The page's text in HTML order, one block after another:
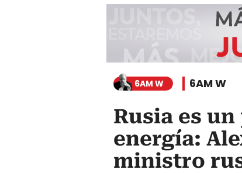
6AM W 6AM W
Rusia es
energía:
ministro